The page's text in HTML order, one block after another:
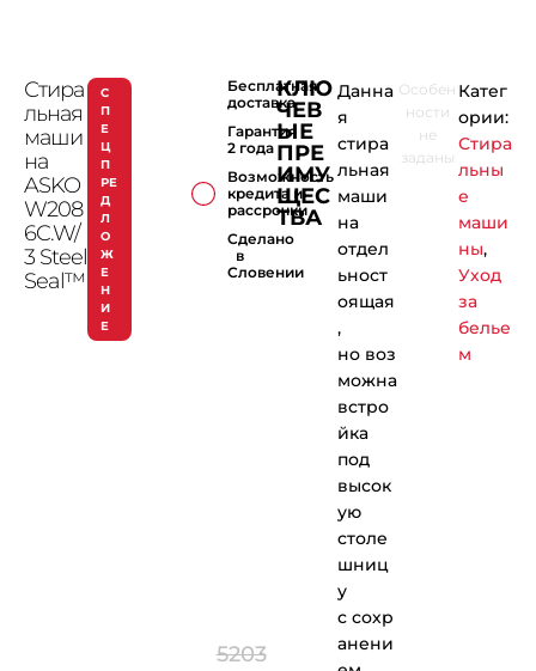
Стира
льная
маши
на
ASKO
W208
6C.W/
3 Steel
Seal™
С
П
Е
Ц
П
РЕ
Д
Л
О
Ж
Е
Н
И
Е
Бесплатная
доставка
Гарантия
2 года
Возможность
кредита и
рассрочки
Сделано
в
Словении
5203
КЛЮ
ЧЕВ
ЫЕ
ПРЕ
ИМУ
ЩЕС
ТВА
Данна
я
стира
льная
маши
на
отдел
ьност
оящая
,
но воз
можна
встро
йка
под
высок
ую
столе
шниц
у
с сохр
анени
Особен
ности
не
заданы
Катег
ории:
Стира
льны
е
маши
ны,
Уход
за
белье
м